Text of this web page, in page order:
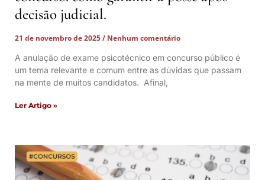
decisão judicial.
21 de novembro de 2025
Nenhum comentário
A anulação de exame psicotécnico em concurso público é
um tema relevante e comum entre as dúvidas que passam
na mente de muitos candidatos. Afinal,
Ler Artigo »